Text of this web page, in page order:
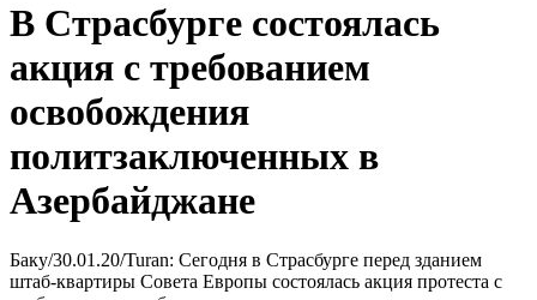
В Страсбурге состоялась
акция с требованием
освобождения
политзаключенных в
Азербайджане
Баку/30.01.20/Turan: Сегодня в Страсбурге перед зданием
штаб-квартиры Совета Европы состоялась акция протеста с